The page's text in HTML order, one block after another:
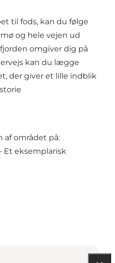
til fods, kan du følge
og hele vejen ud
omgiver dig på
kan du lægge
der giver et lille indblik
af området på:
Et eksemplarisk